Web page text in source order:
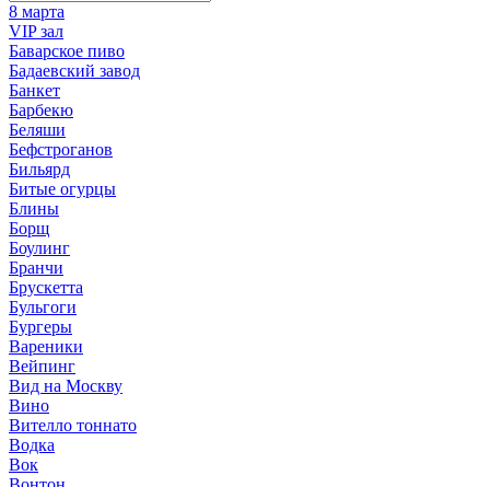
8 марта
VIP зал
Баварское пиво
Бадаевский завод
Банкет
Барбекю
Беляши
Бефстроганов
Бильярд
Битые огурцы
Блины
Борщ
Боулинг
Бранчи
Брускетта
Бульгоги
Бургеры
Вареники
Вейпинг
Вид на Москву
Вино
Вителло тоннато
Водка
Вок